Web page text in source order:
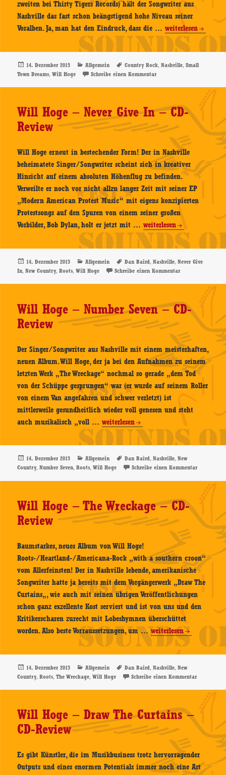
zweiten bei Thirty Tigers Records) hält der Songwriter aus
Nashville das fast schon beängstigend hohe Niveau seiner
Voralben. Ja, man hat den Eindruck, dass die …Will
Hoge
–
Small
Dreams
CD-
Review
weiterlesen
Veröffentlicht
am
14. Dezember 2015 Kategorien
Allgemein Schlagwörter
Country Rock,Nashville,Small
Town Dreams,Will Hoge Schreibe einen Kommentarzu Will Hoge – Small Town
Will Hoge – Never Give In – CD-
Review
Will Hoge erneut in bestechender Form! Der in Nashville
beheimatete Singer/Songwriter scheint sich in kreativer
Hinsicht auf einem absoluten Höhenflug zu befinden.
Verweilte er noch vor nicht allzu langer Zeit mit seiner EP
„Modern American Protest Music“ mit eigens konzipierten
Protestsongs auf den Spuren von einem seiner großen
Vorbilder, Bob Dylan, holt er jetzt mit …Will
Hoge
–
Never
Give
In
CD-
Review
weiterlesen
Veröffentlicht
am
14. Dezember 2015 Kategorien
Allgemein Schlagwörter
Dan Baird,Nashville,Never Give
In,New Country,Roots,Will Hoge Schreibe einen Kommentarzu Will Hoge –
Will Hoge – Number Seven – CD-
Review
Der Singer/Songwriter aus Nashville mit einem meisterhaften,
neuen Album. Will Hoge, der ja bei den Aufnahmen zu seinem
letzten Werk „The Wreckage“ nochmal so gerade „dem Tod
von der Schüppe gesprungen“ war (er wurde auf seinem Roller
von einem Van angefahren und schwer verletzt) ist
mittlerweile gesundheitlich wieder voll genesen und steht
auch musikalisch „voll …Will
Hoge
–
Number
Seven
–
Review
weiterlesen
Veröffentlicht
am
14. Dezember 2015 Kategorien
Allgemein Schlagwörter
Dan Baird,Nashville,New
Country,Number Seven,Roots,Will Hoge Schreibe einen Kommentarzu Will
Will Hoge – The Wreckage – CD-
Review
Baumstarkes, neues Album von Will Hoge!
Roots-/Heartland-/Americana-Rock „with a southern croon“
vom Allerfeinsten! Der in Nashville lebende, amerikanische
Songwriter hatte ja bereits mit dem Vorgängerwerk „Draw The
Curtains„, wie auch mit seinen übrigen Veröffentlichungen
schon ganz exzellente Kost serviert und ist von uns und den
Kritikerscharen zurecht mit Lobeshymnen überschüttet
worden. Also beste Vorraussetzungen, um …Will
–
The
Wreckage
–
Review
weiterlesen
Veröffentlicht
am
14. Dezember 2015 Kategorien
Allgemein Schlagwörter
Dan Baird,Nashville,New
Country,Roots,The Wreckage,Will Hoge Schreibe einen Kommentarzu Will
Will Hoge – Draw The Curtains –
CD-Review
Es gibt Künstler, die im Musikbusiness trotz hervorragender
Outputs und eines enormen Potentials immer noch eine Art